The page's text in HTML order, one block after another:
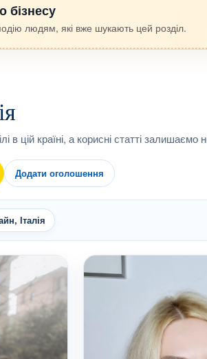
бізнесу
людям, які вже шукають цей розділ.
в цій країні, а корисні статті залишаємо
Додати оголошення
Італія